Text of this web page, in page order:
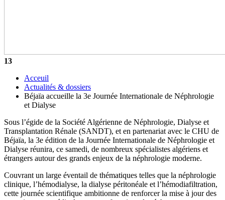
13
Acceuil
Actualités & dossiers
Béjaïa accueille la 3e Journée Internationale de Néphrologie
et Dialyse
Sous l’égide de la Société Algérienne de Néphrologie, Dialyse et
Transplantation Rénale (SANDT), et en partenariat avec le CHU de
Béjaïa, la 3e édition de la Journée Internationale de Néphrologie et
Dialyse réunira, ce samedi, de nombreux spécialistes algériens et
étrangers autour des grands enjeux de la néphrologie moderne.
Couvrant un large éventail de thématiques telles que la néphrologie
clinique, l’hémodialyse, la dialyse péritonéale et l’hémodiafiltration,
cette journée scientifique ambitionne de renforcer la mise à jour des